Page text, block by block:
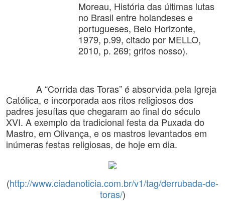
Moreau, História das últimas lutas
no Brasil entre holandeses e
portugueses, Belo Horizonte,
1979, p.99, citado por MELLO,
2010, p. 269; grifos nosso).
A “Corrida das Toras” é absorvida pela Igreja
Católica, e incorporada aos ritos religiosos dos
padres jesuítas que chegaram ao final do século
XVI. A exemplo da tradicional festa da Puxada do
Mastro, em Olivança, e os mastros levantados em
inúmeras festas religiosas, de hoje em dia.
(http://www.ciadanoticia.com.br/v1/tag/derrubada-de-
toras/)